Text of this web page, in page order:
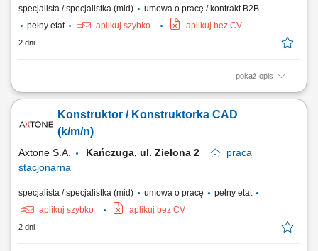
specjalista / specjalistka (mid)
umowa o pracę / kontrakt B2B
pełny etat
aplikuj szybko aplikuj bez CV
2 dni
pokaż opis
Opis stanowiska projektowanie i rozwijanie nowych rozwiązań
przygotowywanie dokumentacji technicznej 3D oraz 2D w środowisku
CAD; opracowywanie koncepcji projektowych zgodnie z wymaganiami
Konstruktor / Konstruktorka CAD
(k/m/n)
Axtone S.A. Kańczuga, ul. Zielona 2
praca
stacjonarna
specjalista / specjalistka (mid) umowa o pracę
pełny etat
aplikuj szybko
aplikuj bez CV
2 dni